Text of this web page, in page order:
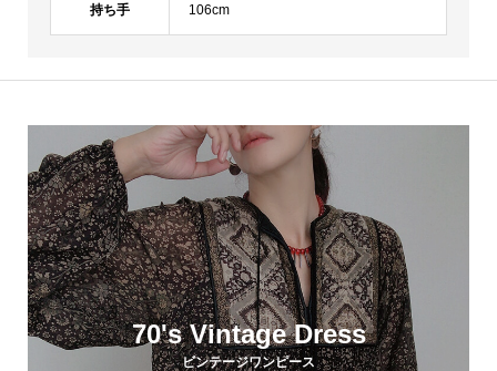
持ち手 106cm
70's Vintage Dress
ビンテージワンピース